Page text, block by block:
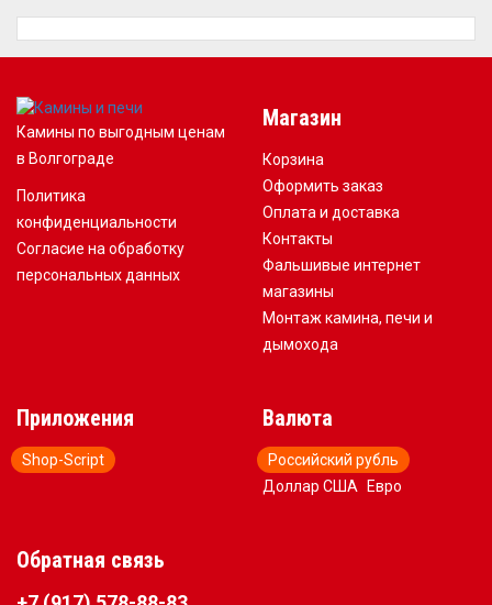
Камины по выгодным ценам
в Волгограде
Политика
конфиденциальности
Согласие на обработку
персональных данных
Магазин
Корзина
Оформить заказ
Оплата и доставка
Контакты
Фальшивые интернет
магазины
Монтаж камина, печи и
дымохода
Приложения
Shop-Script
Валюта
Российский рубль
Доллар США
Евро
Обратная связь